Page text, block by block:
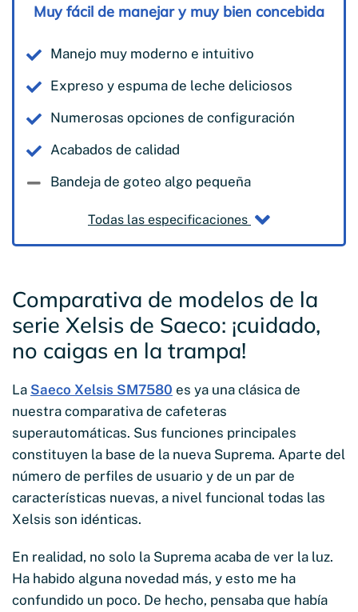
Muy fácil de manejar y muy bien concebida
Manejo muy moderno e intuitivo
Expreso y espuma de leche deliciosos
Numerosas opciones de configuración
Acabados de calidad
Bandeja de goteo algo pequeña
Todas las especificaciones
Comparativa de modelos de la
serie Xelsis de Saeco: ¡cuidado,
no caigas en la trampa!
La Saeco Xelsis SM7580 es ya una clásica de
nuestra comparativa de cafeteras
superautomáticas. Sus funciones principales
constituyen la base de la nueva Suprema. Aparte del
número de perfiles de usuario y de un par de
características nuevas, a nivel funcional todas las
Xelsis son idénticas.
En realidad, no solo la Suprema acaba de ver la luz.
Ha habido alguna novedad más, y esto me ha
confundido un poco. De hecho, pensaba que había